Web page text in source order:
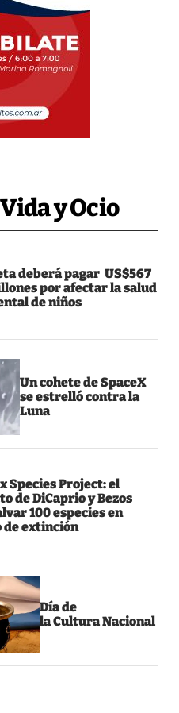
y Ocio
deberá pagar US$567
por afectar la salud
de niños
Un cohete de SpaceX
se estrelló contra la
Luna
Species Project: el
de DiCaprio y Bezos
100 especies en
de extinción
Día de
la Cultura Nacional